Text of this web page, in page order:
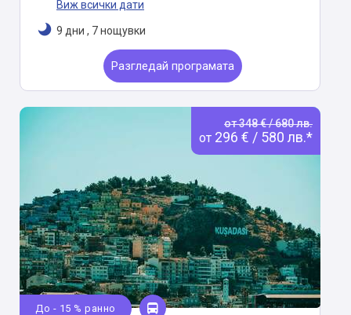
Виж всички дати
9 дни , 7 нощувки
Разгледай програмата
от 348 € / 680 лв.
от 296 € / 580 лв.*
До - 15 % ранно